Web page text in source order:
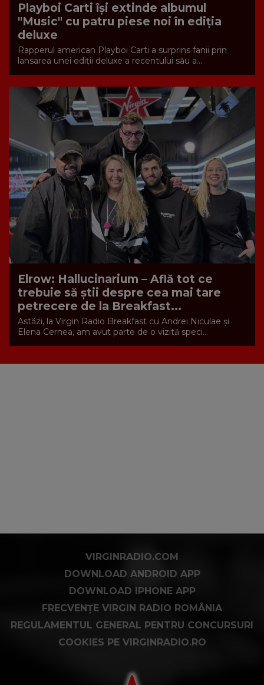
Playboi Carti își extinde albumul
"Music" cu patru piese noi în ediția
deluxe
Rapperul american Playboi Carti a surprins fanii prin
lansarea unei ediții deluxe a recentului său a...
Elrow: Hallucinarium – Află tot ce
trebuie să știi despre cea mai tare
petrecere de la Breakfast...
Astăzi, la Virgin Radio Breakfast cu Andrei Niculae și
Elena Cernea, am avut parte de o vizită speci...
VIRGINRADIO.COM
DOWNLOAD ANDROID APP
DOWNLOAD IPHONE APP
FRECVENȚE VIRGIN RADIO ROMÂNIA
REGULAMENTUL GENERAL PENTRU CONCURSURI
COOKIES PE VIRGINRADIO.RO